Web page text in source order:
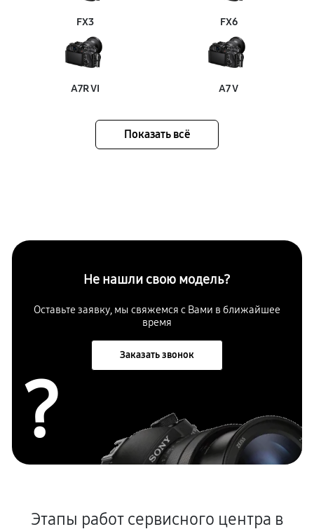
FX3 FX6
A7R VI A7 V
Показать всё
Не нашли свою модель?
Оставьте заявку, мы свяжемся с Вами в ближайшее
время
Заказать звонок
?
Этапы работ сервисного центра в